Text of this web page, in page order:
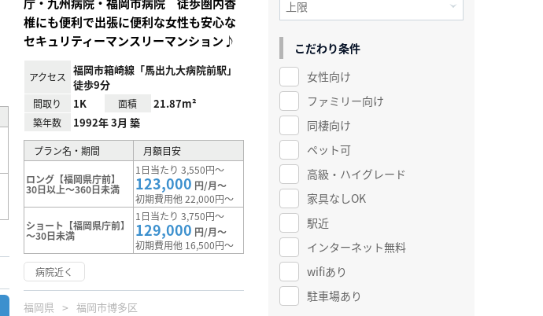
椎にも便利で出張に便利な女性も安心な
セキュリティーマンスリーマンション♪
アクセス
福岡市箱崎線「馬出九大病院前駅」
徒歩9分
間取り 1K 面積 21.87m²
築年数 1992年 3月 築
プラン名・期間 月額目安
ロング【福岡県庁前】
30日以上～360日未満
1日当たり 3,550円～
123,000 円/月～
初期費用他 22,000円～
ショート【福岡県庁前】
～30日未満
1日当たり 3,750円～
129,000 円/月～
初期費用他 16,500円～
病院近く
福岡県 福岡市博多区
こだわり条件
女性向け
ファミリー向け
同棲向け
ペット可
高級・ハイグレード
家具なしOK
駅近
インターネット無料
wifiあり
駐車場あり